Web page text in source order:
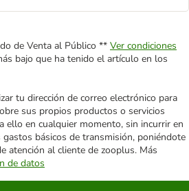
de Venta al Público ** Ver condiciones
bajo que ha tenido el artículo en los
tu dirección de correo electrónico para
sus propios productos o servicios
ello en cualquier momento, sin incurrir en
básicos de transmisión, poniéndote
atención al cliente de zooplus. Más
de datos